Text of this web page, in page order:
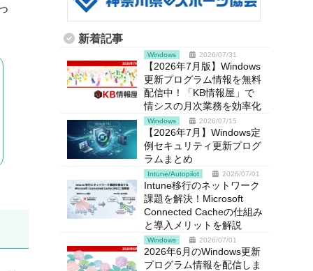
新着記事
Windows 2026/07/31
【2026年7月版】Windows
更新プログラム情報を無料
配信中！「KB情報屋」で
情シスの月次業務を効率化
Windows 2026/07/15
【2026年7月】Windows定
例セキュリティ更新プログ
ラムまとめ
Intune/Autopilot 2026/07/01
Intune移行のネットワーク
課題を解決！Microsoft
Connected Cacheの仕組み
と導入メリットを解説
Windows 2026/07/01
2026年6月のWindows更新
プログラム情報を配信しま